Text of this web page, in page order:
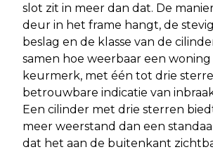
slot zit in meer dan dat. De
deur in het frame hangt, de
beslag en de klasse van de
samen hoe weerbaar een woning
keurmerk, met één tot drie
betrouwbare indicatie van
Een cilinder met drie sterren
meer weerstand dan een
dat het aan de buitenkant